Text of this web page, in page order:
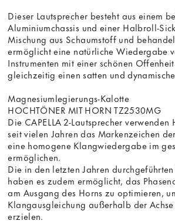
Dieser Lautsprecher besteht aus einem
Aluminiumchassis und einer Halbroll-
Mischung aus Schaumstoff und
ermöglicht eine natürliche Wiedergabe
Instrumenten mit einer schönen
gleichzeitig einen satten und
Magnesiumlegierungs-Kalotte
HOCHTÖNER MIT HORN TZ2530MG
Die CAPELLA 2-Lautsprecher
seit vielen Jahren das Markenzeichen
eine homogene Klangwiedergabe im
ermöglichen.
Die in den letzten Jahren
haben es zudem ermöglicht, das
am Ausgang des Horns zu optimieren,
Klangausgleichung außerhalb der
erzielen.